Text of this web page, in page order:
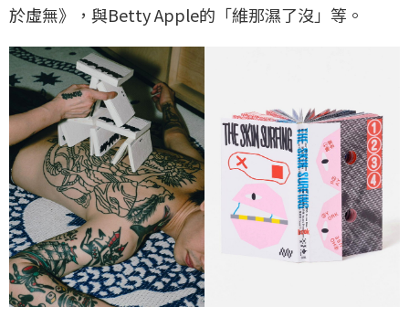
於虛無》，與Betty Apple的「維那濕了沒」等。